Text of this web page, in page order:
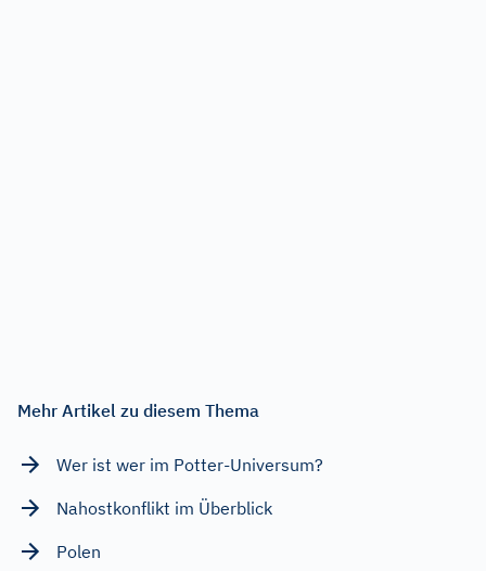
Mehr Artikel zu diesem Thema
Wer ist wer im Potter-Universum?
Nahostkonflikt im Überblick
Polen